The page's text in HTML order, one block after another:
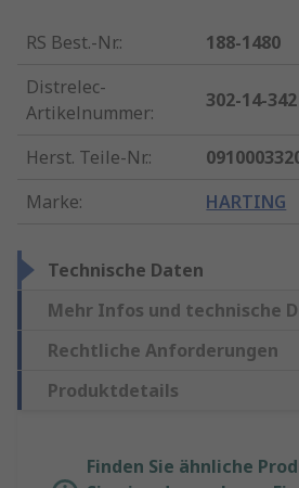
RS Best.-Nr.:
188-1480
Distrelec-
Artikelnummer:
302-14-342
Herst. Teile-Nr.:
Marke: HARTING
Technische Daten
Mehr Infos und technische
Rechtliche Anforderungen
Produktdetails
Finden Sie ähnliche